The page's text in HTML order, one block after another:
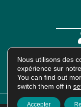
Nous utilisons des
expérience sur
You can find out
switch them off in
Accepter